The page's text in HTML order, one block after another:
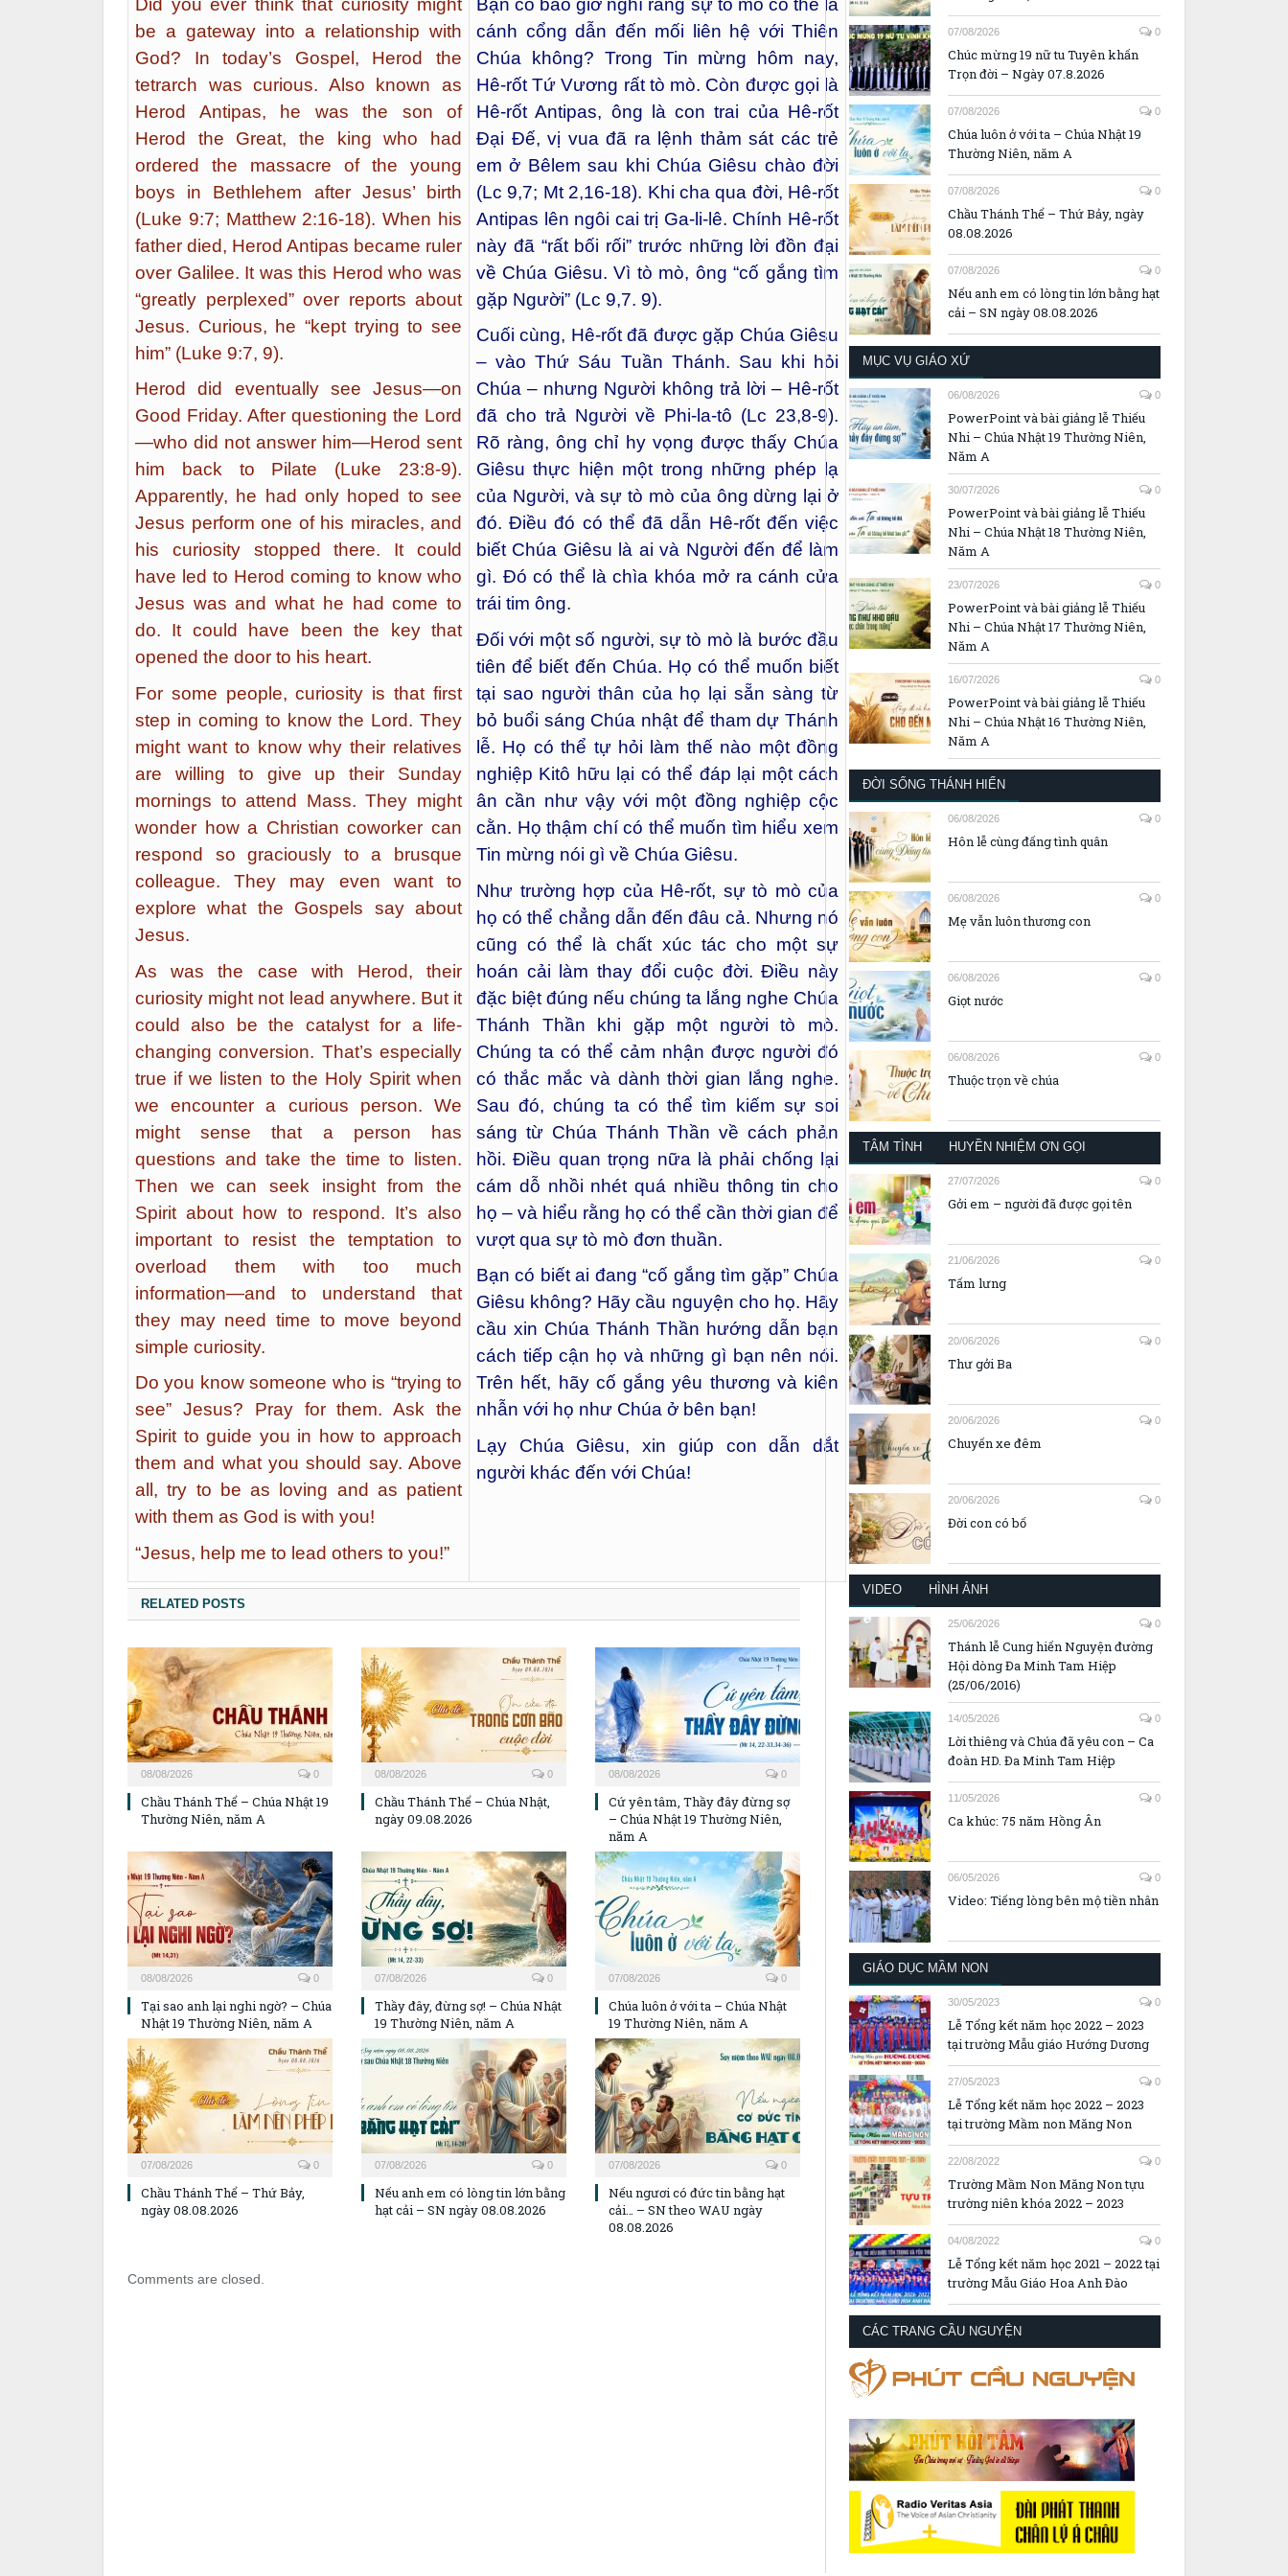
Did you ever think that curiosity might
be a gateway into a relationship with
God? In today’s Gospel, Herod the
tetrarch was curious. Also known as
Herod Antipas, he was the son of
Herod the Great, the king who had
ordered the massacre of the young
boys in Bethlehem after Jesus’ birth
(Luke 9:7; Matthew 2:16-18). When his
father died, Herod Antipas became ruler
over Galilee. It was this Herod who was
“greatly perplexed” over reports about
Jesus. Curious, he “kept trying to see
him” (Luke 9:7, 9).
Herod did eventually see Jesus—on
Good Friday. After questioning the Lord
—who did not answer him—Herod sent
him back to Pilate (Luke 23:8-9).
Apparently, he had only hoped to see
Jesus perform one of his miracles, and
his curiosity stopped there. It could
have led to Herod coming to know who
Jesus was and what he had come to
do. It could have been the key that
opened the door to his heart.
For some people, curiosity is that first
step in coming to know the Lord. They
might want to know why their relatives
are willing to give up their Sunday
mornings to attend Mass. They might
wonder how a Christian coworker can
respond so graciously to a brusque
colleague. They may even want to
explore what the Gospels say about
Jesus.
As was the case with Herod, their
curiosity might not lead anywhere. But it
could also be the catalyst for a life-
changing conversion. That’s especially
true if we listen to the Holy Spirit when
we encounter a curious person. We
might sense that a person has
questions and take the time to listen.
Then we can seek insight from the
Spirit about how to respond. It’s also
important to resist the temptation to
overload them with too much
information—and to understand that
they may need time to move beyond
simple curiosity.
Do you know someone who is “trying to
see” Jesus? Pray for them. Ask the
Spirit to guide you in how to approach
them and what you should say. Above
all, try to be as loving and as patient
with them as God is with you!
“Jesus, help me to lead others to you!”
Bạn có bao giờ nghĩ rằng sự tò mò có thể là
cánh cổng dẫn đến mối liên hệ với Thiên
Chúa không? Trong Tin mừng hôm nay,
Hê-rốt Tứ Vương rất tò mò. Còn được gọi là
Hê-rốt Antipas, ông là con trai của Hê-rốt
Đại Đế, vị vua đã ra lệnh thảm sát các trẻ
em ở Bêlem sau khi Chúa Giêsu chào đời
(Lc 9,7; Mt 2,16-18). Khi cha qua đời, Hê-rốt
Antipas lên ngôi cai trị Ga-li-lê. Chính Hê-rốt
này đã “rất bối rối” trước những lời đồn đại
về Chúa Giêsu. Vì tò mò, ông “cố gắng tìm
gặp Người” (Lc 9,7. 9).
Cuối cùng, Hê-rốt đã được gặp Chúa Giêsu
– vào Thứ Sáu Tuần Thánh. Sau khi hỏi
Chúa – nhưng Người không trả lời – Hê-rốt
đã cho trả Người về Phi-la-tô (Lc 23,8-9).
Rõ ràng, ông chỉ hy vọng được thấy Chúa
Giêsu thực hiện một trong những phép lạ
của Người, và sự tò mò của ông dừng lại ở
đó. Điều đó có thể đã dẫn Hê-rốt đến việc
biết Chúa Giêsu là ai và Người đến để làm
gì. Đó có thể là chìa khóa mở ra cánh cửa
trái tim ông.
Đối với một số người, sự tò mò là bước đầu
tiên để biết đến Chúa. Họ có thể muốn biết
tại sao người thân của họ lại sẵn sàng từ
bỏ buổi sáng Chúa nhật để tham dự Thánh
lễ. Họ có thể tự hỏi làm thế nào một đồng
nghiệp Kitô hữu lại có thể đáp lại một cách
ân cần như vậy với một đồng nghiệp cộc
cằn. Họ thậm chí có thể muốn tìm hiểu xem
Tin mừng nói gì về Chúa Giêsu.
Như trường hợp của Hê-rốt, sự tò mò của
họ có thể chẳng dẫn đến đâu cả. Nhưng nó
cũng có thể là chất xúc tác cho một sự
hoán cải làm thay đổi cuộc đời. Điều này
đặc biệt đúng nếu chúng ta lắng nghe Chúa
Thánh Thần khi gặp một người tò mò.
Chúng ta có thể cảm nhận được người đó
có thắc mắc và dành thời gian lắng nghe.
Sau đó, chúng ta có thể tìm kiếm sự soi
sáng từ Chúa Thánh Thần về cách phản
hồi. Điều quan trọng nữa là phải chống lại
cám dỗ nhồi nhét quá nhiều thông tin cho
họ – và hiểu rằng họ có thể cần thời gian để
vượt qua sự tò mò đơn thuần.
Bạn có biết ai đang “cố gắng tìm gặp” Chúa
Giêsu không? Hãy cầu nguyện cho họ. Hãy
cầu xin Chúa Thánh Thần hướng dẫn bạn
cách tiếp cận họ và những gì bạn nên nói.
Trên hết, hãy cố gắng yêu thương và kiên
nhẫn với họ như Chúa ở bên bạn!
Lạy Chúa Giêsu, xin giúp con dẫn dắt
người khác đến với Chúa!
RELATED POSTS
08/08/2026 0
Chầu Thánh Thể – Chúa Nhật 19
Thường Niên, năm A
08/08/2026 0
Chầu Thánh Thể – Chúa Nhật,
ngày 09.08.2026
08/08/2026 0
Cứ yên tâm, Thầy đây đừng sợ
– Chúa Nhật 19 Thường Niên,
năm A
08/08/2026 0
Tại sao anh lại nghi ngờ? – Chúa
Nhật 19 Thường Niên, năm A
07/08/2026 0
Thầy đây, đừng sợ! – Chúa Nhật
19 Thường Niên, năm A
07/08/2026 0
Chúa luôn ở với ta – Chúa Nhật
19 Thường Niên, năm A
07/08/2026 0
Chầu Thánh Thể – Thứ Bảy,
ngày 08.08.2026
07/08/2026 0
Nếu anh em có lòng tin lớn bằng
hạt cải – SN ngày 08.08.2026
07/08/2026 0
Nếu ngươi có đức tin bằng hạt
cải… – SN theo WAU ngày
08.08.2026
Comments are closed.
07/08/2026 0
Chúc mừng 19 nữ tu Tuyên khấn
Trọn đời – Ngày 07.8.2026
07/08/2026 0
Chúa luôn ở với ta – Chúa Nhật 19
Thường Niên, năm A
07/08/2026 0
Chầu Thánh Thể – Thứ Bảy, ngày
08.08.2026
07/08/2026 0
Nếu anh em có lòng tin lớn bằng hạt
cải – SN ngày 08.08.2026
MỤC VỤ GIÁO XỨ
06/08/2026 0
PowerPoint và bài giảng lễ Thiếu
Nhi – Chúa Nhật 19 Thường Niên,
Năm A
30/07/2026 0
PowerPoint và bài giảng lễ Thiếu
Nhi – Chúa Nhật 18 Thường Niên,
Năm A
23/07/2026 0
PowerPoint và bài giảng lễ Thiếu
Nhi – Chúa Nhật 17 Thường Niên,
Năm A
16/07/2026 0
PowerPoint và bài giảng lễ Thiếu
Nhi – Chúa Nhật 16 Thường Niên,
Năm A
ĐỜI SỐNG THÁNH HIẾN
06/08/2026 0
Hôn lễ cùng đấng tình quân
06/08/2026 0
Mẹ vẫn luôn thương con
06/08/2026 0
Giọt nước
06/08/2026 0
Thuộc trọn về chúa
TÂM TÌNH HUYỀN NHIỆM ƠN GỌI
27/07/2026 0
Gởi em – người đã được gọi tên
21/06/2026 0
Tấm lưng
20/06/2026 0
Thư gởi Ba
20/06/2026 0
Chuyến xe đêm
20/06/2026 0
Đời con có bố
VIDEO HÌNH ẢNH
25/06/2026 0
Thánh lễ Cung hiến Nguyện đường
Hội dòng Đa Minh Tam Hiệp
(25/06/2016)
14/05/2026 0
Lời thiêng và Chúa đã yêu con – Ca
đoàn HD. Đa Minh Tam Hiệp
11/05/2026 0
Ca khúc: 75 năm Hồng Ân
06/05/2026 0
Video: Tiếng lòng bên mộ tiền nhân
GIÁO DỤC MẦM NON
30/05/2023 0
Lễ Tổng kết năm học 2022 – 2023
tại trường Mẫu giáo Hướng Dương
27/05/2023 0
Lễ Tổng kết năm học 2022 – 2023
tại trường Mầm non Măng Non
22/08/2022 0
Trường Mầm Non Măng Non tựu
trường niên khóa 2022 – 2023
04/08/2022 0
Lễ Tổng kết năm học 2021 – 2022 tại
trường Mẫu Giáo Hoa Anh Đào
CÁC TRANG CẦU NGUYỆN